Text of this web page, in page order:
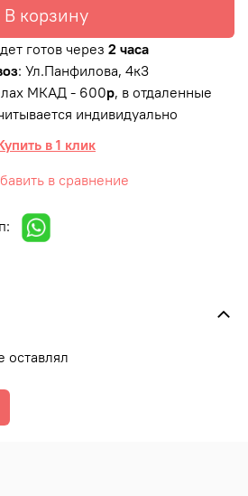
В корзину
готов через 2 часа
: Ул.Панфилова, 4к3
МКАД - 600р, в отдаленные
индивидуально
в 1 клик
в сравнение
оставлял